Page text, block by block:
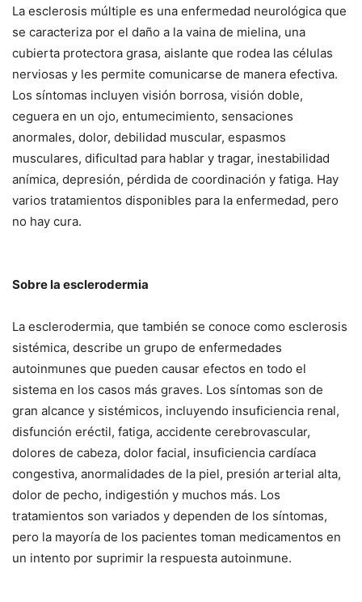
La esclerosis múltiple es una enfermedad neurológica que
se caracteriza por el daño a la vaina de mielina, una
cubierta protectora grasa, aislante que rodea las células
nerviosas y les permite comunicarse de manera efectiva.
Los síntomas incluyen visión borrosa, visión doble,
ceguera en un ojo, entumecimiento, sensaciones
anormales, dolor, debilidad muscular, espasmos
musculares, dificultad para hablar y tragar, inestabilidad
anímica, depresión, pérdida de coordinación y fatiga. Hay
varios tratamientos disponibles para la enfermedad, pero
no hay cura.
Sobre la esclerodermia
La esclerodermia, que también se conoce como esclerosis
sistémica, describe un grupo de enfermedades
autoinmunes que pueden causar efectos en todo el
sistema en los casos más graves. Los síntomas son de
gran alcance y sistémicos, incluyendo insuficiencia renal,
disfunción eréctil, fatiga, accidente cerebrovascular,
dolores de cabeza, dolor facial, insuficiencia cardíaca
congestiva, anormalidades de la piel, presión arterial alta,
dolor de pecho, indigestión y muchos más. Los
tratamientos son variados y dependen de los síntomas,
pero la mayoría de los pacientes toman medicamentos en
un intento por suprimir la respuesta autoinmune.